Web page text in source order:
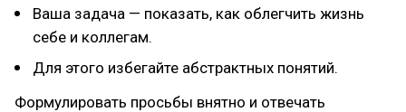
Ваша задача — показать, как облегчить жизнь
себе и коллегам.
Для этого избегайте абстрактных понятий.
Формулировать просьбы внятно и отвечать